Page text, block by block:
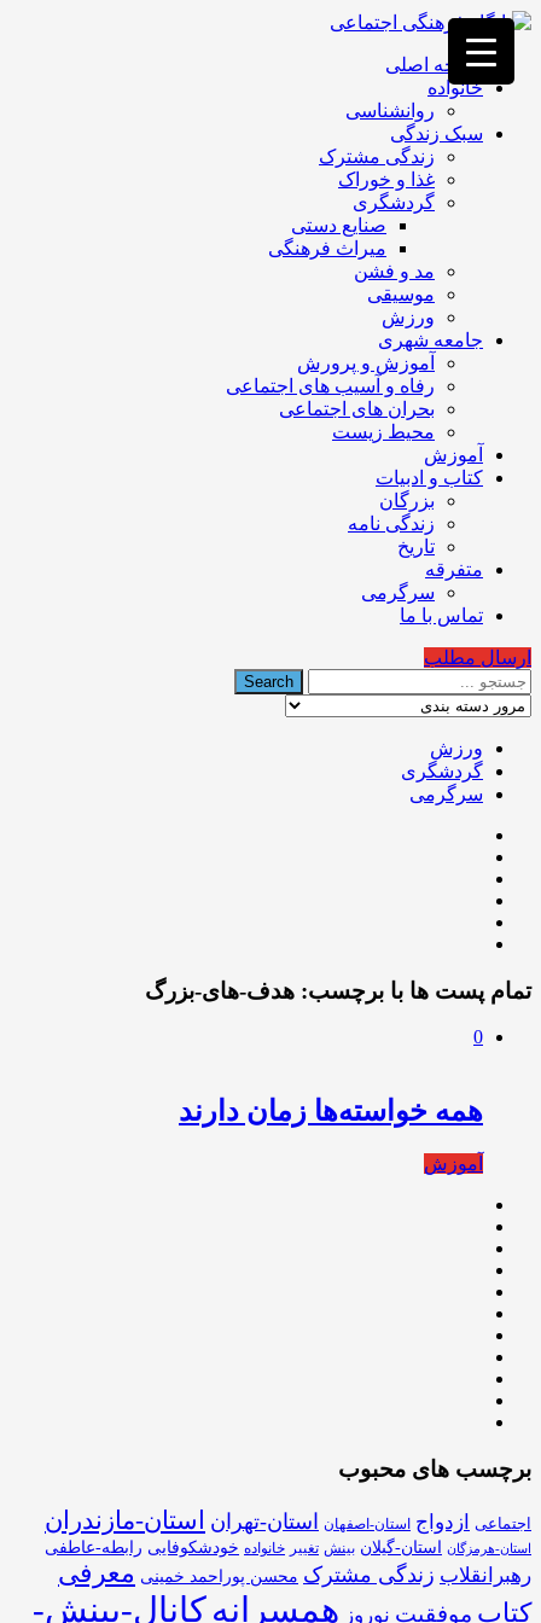
فصد
خون
غرب
تهران
خشکشویی
تصفیه
تهران
صفحه اصلی
خانواده
روانشناسی
سبک زندگی
زندگی مشترک
غذا و خوراک
گردشگری
صنایع دستی
میراث فرهنگی
مد و فشن
موسیقی
ورزش
جامعه شهری
آموزش و پرورش
رفاه و آسیب های اجتماعی
بحران های اجتماعی
محیط زیست
آموزش
کتاب و ادبیات
بزرگان
زندگی نامه
تاریخ
متفرقه
سرگرمی
تماس با ما
ارسال مطلب
ورزش
گردشگری
سرگرمی
تمام پست ها با برچسب: هدف-های-بزرگ
0
همه خواسته‌ها زمان دارند
آموزش
برچسب های محبوب
اجتماعی ازدواج استان-اصفهان استان-تهران استان-مازندران
استان-هرمزگان استان-گیلان بینش تغییر خانواده خودشکوفایی رابطه-عاطفی
رهبرانقلاب زندگی مشترک محسن پوراحمد خمینی معرفی
کتاب موفقیت نوروز همسرانهکانال-بینش-